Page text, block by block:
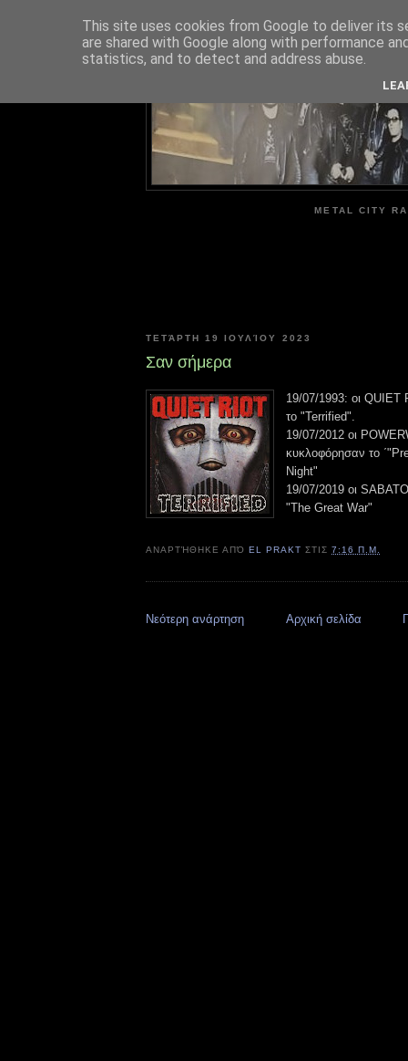
METAL CITY
ΤΕΤΆΡΤΗ 19 ΙΟΥΛΊΟΥ 2023
Σαν σήμερα
19/07/1993: οι
το "Terrified".
19/07/2012 οι
κυκλοφόρησαν το
Night"
19/07/2019 οι
"The Great War"
ΑΝΑΡΤΉΘΗΚΕ ΑΠΌEL PRAKT ΣΤΙΣ7:16 Π.Μ.
Νεότερη ανάρτηση Αρχική σελίδα
This site uses cookies from Google to deliver its
are shared with Google along with performance
statistics, and to detect and address abuse.